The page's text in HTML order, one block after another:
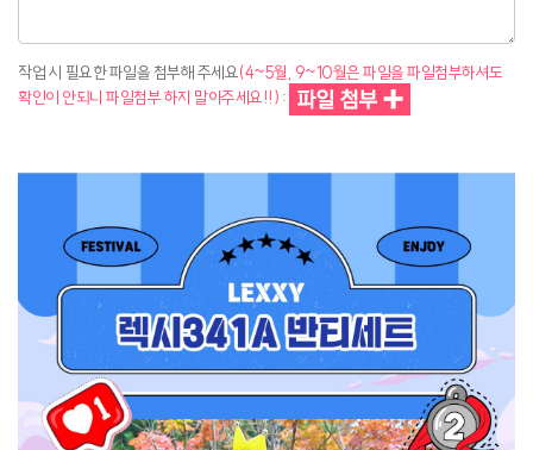
작업 시 필요한 파일을 첨부해 주세요(4~5월, 9~10월은 파일을 파일첨부하셔도
확인이 안되니 파일첨부 하지 말아주세요!!) :